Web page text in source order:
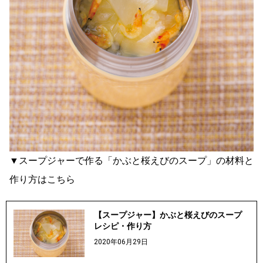
▼スープジャーで作る「かぶと桜えびのスープ」の材料と
作り方はこちら
【スープジャー】かぶと桜えびのスープ
レシピ・作り方
2020年06月29日